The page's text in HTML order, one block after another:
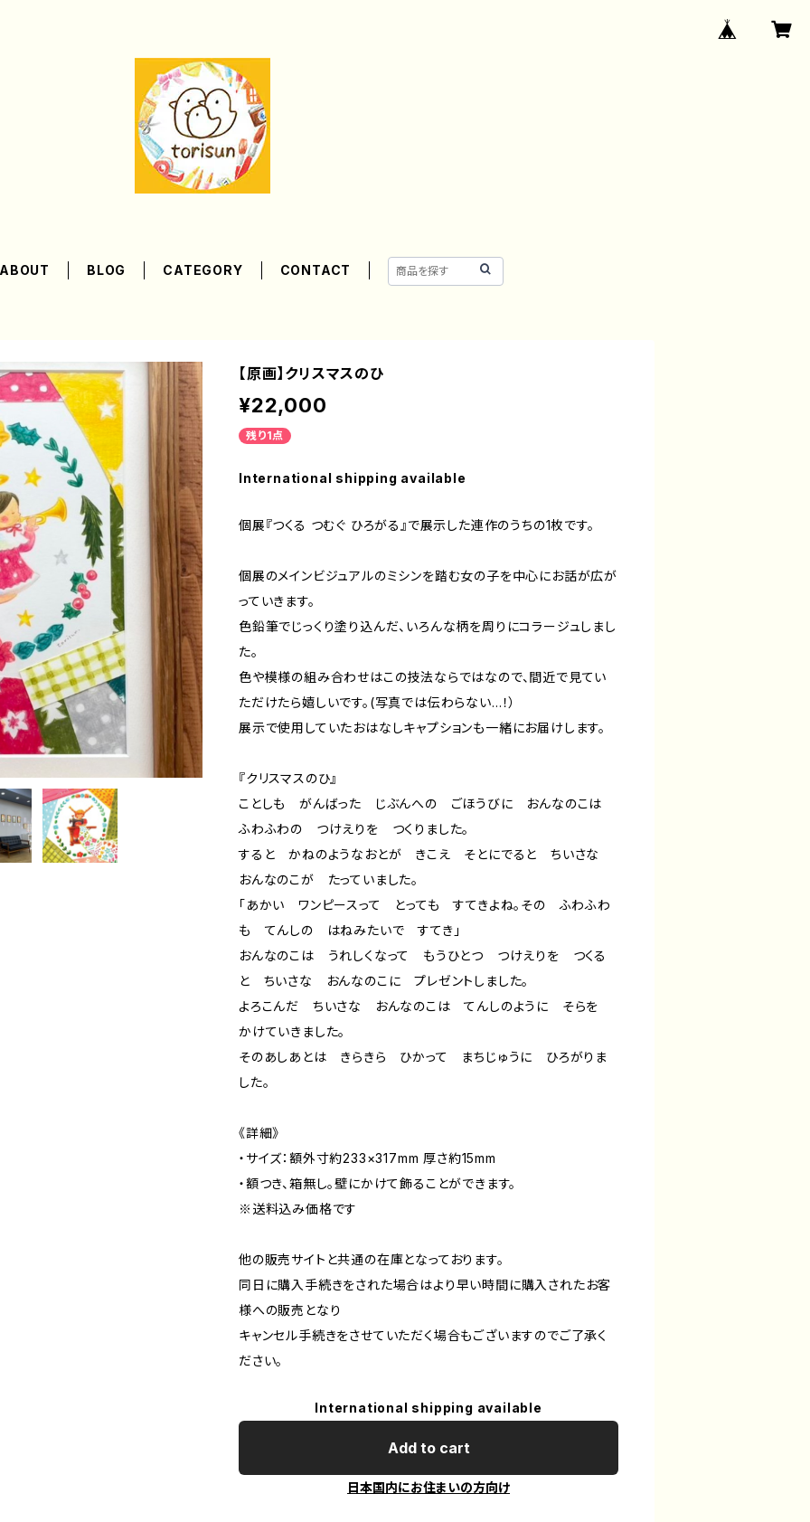
BLOG CATEGORY CONTACT
【原画】クリスマスのひ
¥22,000
残り1点
International shipping available
個展『つくる つむぐ ひろがる』で展示した連作のうちの1枚です。
個展のメインビジュアルのミシンを踏む女の子を中心にお話が広が
っていきます。
色鉛筆でじっくり塗り込んだ、いろんな柄を周りにコラージュしまし
た。
色や模様の組み合わせはこの技法ならではなので、間近で見てい
ただけたら嬉しいです。(写真では伝わらない…！）
展示で使用していたおはなしキャプションも一緒にお届けします。
『クリスマスのひ』
ことしも がんばった じぶんへの ごほうびに おんなのこは
ふわふわの つけえりを つくりました。
すると かねのようなおとが きこえ そとにでると ちいさな
おんなのこが たっていました。
「あかい ワンピースって とっても すてきよね。その ふわふわ
も てんしの はねみたいで すてき」
おんなのこは うれしくなって もうひとつ つけえりを つくる
と ちいさな おんなのこに プレゼントしました。
よろこんだ ちいさな おんなのこは てんしのように そらを
かけていきました。
そのあしあとは きらきら ひかって まちじゅうに ひろがりま
した。
《詳細》
・サイズ：額外寸約233×317mm 厚さ約15mm
・額つき、箱無し。壁にかけて飾ることができます。
※送料込み価格です
他の販売サイトと共通の在庫となっております。
同日に購入手続きをされた場合はより早い時間に購入されたお客
様への販売となり
キャンセル手続きをさせていただく場合もございますのでご了承く
ださい。
International shipping available
Add to cart
日本国内にお住まいの方向け